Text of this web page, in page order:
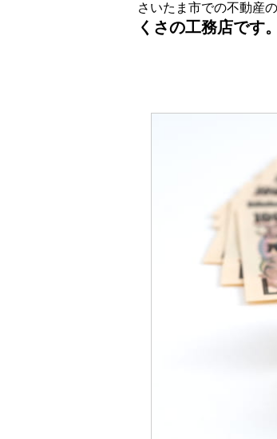
不動産の引き渡し
さいたま市での不動産
くさの工務店です。